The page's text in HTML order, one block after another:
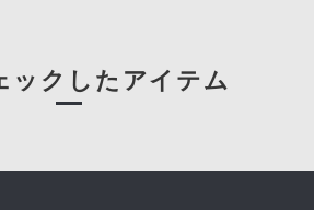
ックしたアイテム